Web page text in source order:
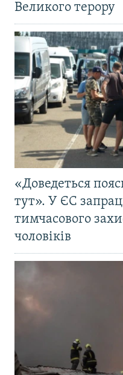
Великого терору
«Доведеться
тут». У ЄС
тимчасового
чоловіків